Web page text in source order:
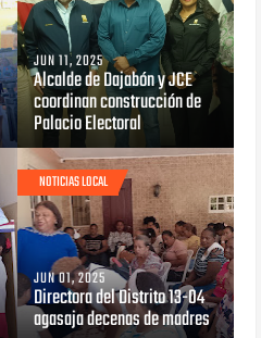
JUN 11, 2025
Alcalde de Dajabón y JCE
coordinan construcción de
Palacio Electoral
NOTICIAS LOCAL
JUN 01, 2025
Directora del Distrito 13-04
agasaja decenas de madres